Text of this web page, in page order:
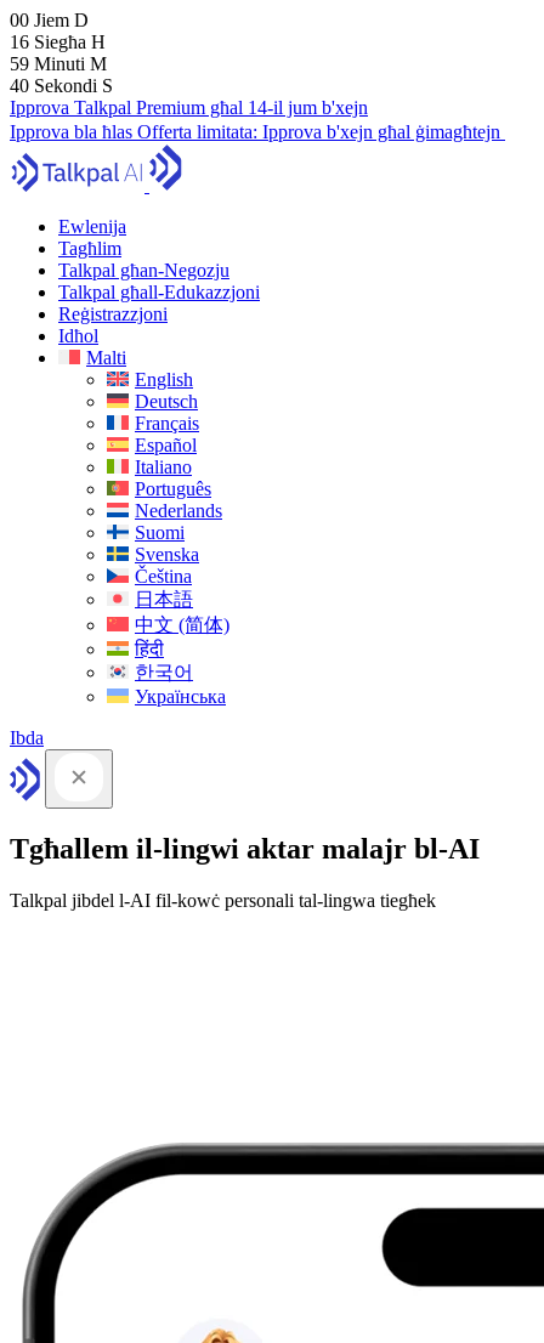
00 Jiem D
16 Siegħa H
59 Minuti M
39 Sekondi S
Ipprova Talkpal Premium għal 14-il jum b'xejn
Ipprova bla ħlas Offerta limitata: Ipprova b'xejn għal ġimagħtejn
Ewlenija
Tagħlim
Talkpal għan-Negozju
Talkpal għall-Edukazzjoni
Reġistrazzjoni
Idħol
Malti
English
Deutsch
Français
Español
Italiano
Português
Nederlands
Suomi
Svenska
Čeština
日本語
中文 (简体)
हिंदी
한국어
Українська
Ibda
Tgħallem il-lingwi aktar malajr bl-AI
Talkpal jibdel l-AI fil-kowċ personali tal-lingwa tiegħek